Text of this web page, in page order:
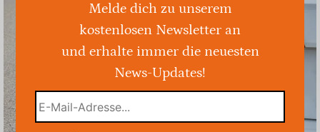
Melde dich zu unserem
kostenlosen Newsletter an
und erhalte immer die neuesten
News-Updates!